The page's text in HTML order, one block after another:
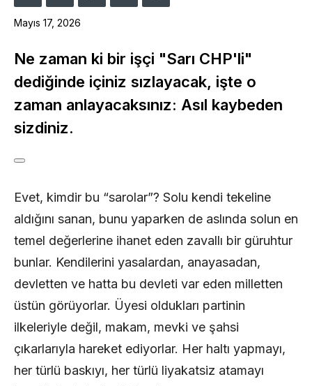
Mayıs 17, 2026
Ne zaman ki bir işçi "Sarı CHP'li"
dediğinde içiniz sızlayacak, işte o
zaman anlayacaksınız: Asıl kaybeden
sizdiniz.
Evet, kimdir bu “sarolar”? Solu kendi tekeline
aldığını sanan, bunu yaparken de aslında solun en
temel değerlerine ihanet eden zavallı bir güruhtur
bunlar. Kendilerini yasalardan, anayasadan,
devletten ve hatta bu devleti var eden milletten
üstün görüyorlar. Üyesi oldukları partinin
ilkeleriyle değil, makam, mevki ve şahsi
çıkarlarıyla hareket ediyorlar. Her haltı yapmayı,
her türlü baskıyı, her türlü liyakatsiz atamayı